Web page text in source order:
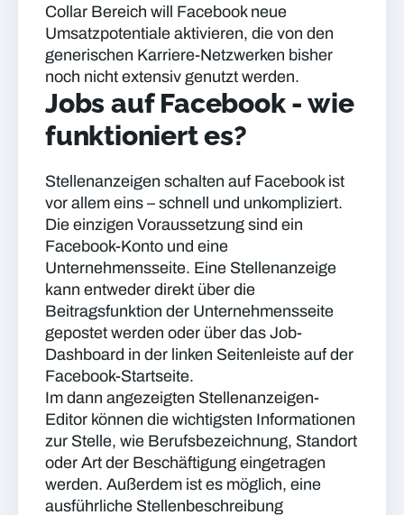
Collar Bereich will Facebook neue
Umsatzpotentiale aktivieren, die von den
generischen Karriere-Netzwerken bisher
noch nicht extensiv genutzt werden.
Jobs auf Facebook - wie
funktioniert es?
Stellenanzeigen schalten auf Facebook ist
vor allem eins – schnell und unkompliziert.
Die einzigen Voraussetzung sind ein
Facebook-Konto und eine
Unternehmensseite. Eine Stellenanzeige
kann entweder direkt über die
Beitragsfunktion der Unternehmensseite
gepostet werden oder über das Job-
Dashboard in der linken Seitenleiste auf der
Facebook-Startseite.
Im dann angezeigten Stellenanzeigen-
Editor können die wichtigsten Informationen
zur Stelle, wie Berufsbezeichnung, Standort
oder Art der Beschäftigung eingetragen
werden. Außerdem ist es möglich, eine
ausführliche Stellenbeschreibung